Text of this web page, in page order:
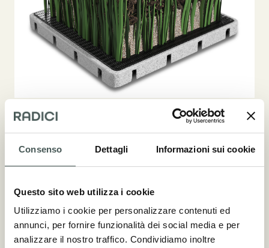
Consenso Dettagli Informazioni sui cookie
Questo sito web utilizza i cookie
Utilizziamo i cookie per personalizzare contenuti ed
annunci, per fornire funzionalità dei social media e per
analizzare il nostro traffico. Condividiamo inoltre
XWR EVO 3D rappresenta l’avanguardia tecnologica
di Radici sport, frutto di un’innovativa combinazione
di tre monofili con forme e sezioni diverse. Questa
struttura assicura una resistenza e resilienza
naturale attraverso un perfetto bilanciamento dei
materiali di intaso. Testato e conforme ai rigidi